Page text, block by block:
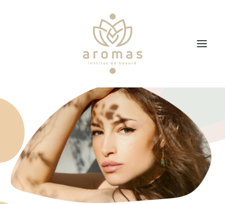
Soins
Je veux faire un bon cadeau
Plan d’accès
Prendre RDV